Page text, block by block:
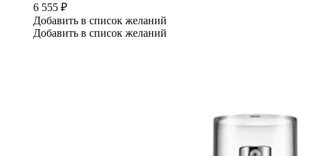
6 555 ₽
Добавить в список желаний
Добавить в список желаний